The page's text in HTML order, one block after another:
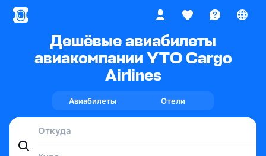
Дешёвые авиабилеты
авиакомпании YTO Cargo
Airlines
Авиабилеты Отели